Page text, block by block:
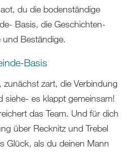
du die bodenständige
Basis, die Geschichten-
und Beständige.
Basis
zart, die Verbindung
siehe- es klappt gemeinsam!
das Team. Und für dich
über Recknitz und Trebel
Glück, als du deinen Mann